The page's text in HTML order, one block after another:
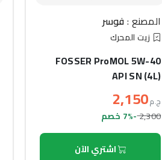
المصنع :فوسر
زيت المحرك
FOSSER ProMOL 5W-40
API SN (4L)
ج.م2,150
2,300-7% خصم
اشتري الآن